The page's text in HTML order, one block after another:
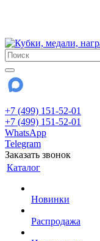
+7 (499) 151-52-01
+7 (499) 151-52-01
WhatsApp
Telegram
Заказать звонок
Каталог
Новинки
Распродажа